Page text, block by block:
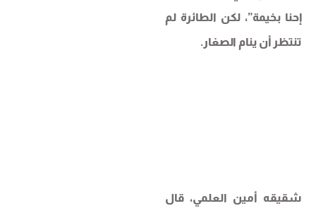
إحنا بخيمة”، لكن الطائرة لم
تنتظر أن ينام الصغار.
شقيقه أمين العلمي، قال